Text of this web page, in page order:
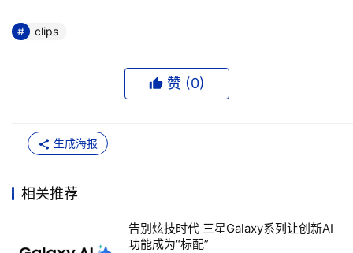
Sun微系统有限公司日前宣布与Imation Corp.结成合作
研发工作。与此同时，Imation还通过了Sun的认证，成为
Sun StorageTek系列LTO-2和LTO-3磁带盒的主要供货商之
说，将Imation Ulysses内置磁盘的磁带技术整合到Sun公
司的自动化磁带库系统中的可行性。
clips
赞 (0)
生成海报
相关推荐
告别炫技时代 三星Galaxy系列让创新AI
功能成为“标配”